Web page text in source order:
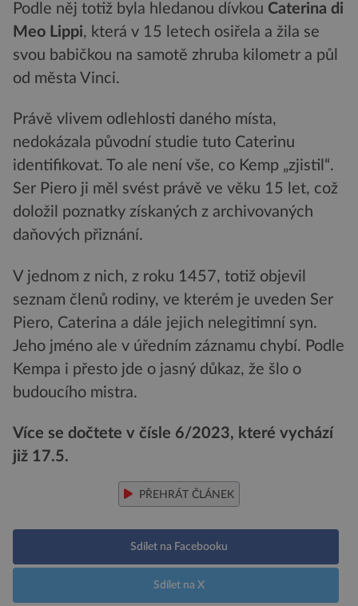
Podle něj totiž byla hledanou dívkou Caterina di
Meo Lippi, která v 15 letech osiřela a žila se
svou babičkou na samotě zhruba kilometr a půl
od města Vinci.
Právě vlivem odlehlosti daného místa,
nedokázala původní studie tuto Caterinu
identifikovat. To ale není vše, co Kemp „zjistil“.
Ser Piero ji měl svést právě ve věku 15 let, což
doložil poznatky získaných z archivovaných
daňových přiznání.
V jednom z nich, z roku 1457, totiž objevil
seznam členů rodiny, ve kterém je uveden Ser
Piero, Caterina a dále jejich nelegitimní syn.
Jeho jméno ale v úředním záznamu chybí. Podle
Kempa i přesto jde o jasný důkaz, že šlo o
budoucího mistra.
Více se dočtete v čísle 6/2023, které vychází
již 17.5.
PŘEHRÁT ČLÁNEK
Sdílet na Facebooku
Sdílet na X